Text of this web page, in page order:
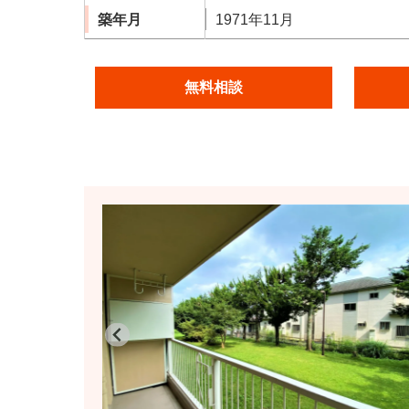
築年月 1971年11月
無料相談